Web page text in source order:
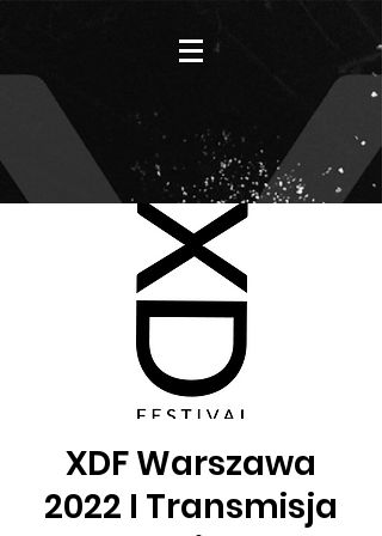
XDF Warszawa
2022 I Transmisja